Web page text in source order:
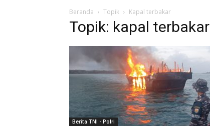
Beranda Topik Kapal terbakar
Topik: kapal terbakar
Berita TNI - Polri